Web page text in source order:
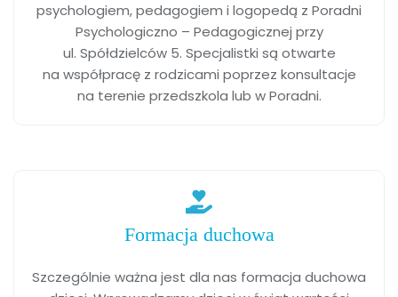
psychologiem, pedagogiem i logopedą z Poradni
Psychologiczno – Pedagogicznej przy
ul. Spółdzielców 5. Specjalistki są otwarte
na współpracę z rodzicami poprzez konsultacje
na terenie przedszkola lub w Poradni.
Formacja duchowa
Szczególnie ważna jest dla nas formacja duchowa